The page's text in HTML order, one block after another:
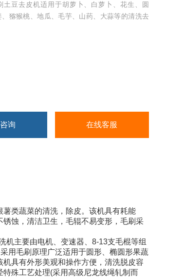
土豆去皮机适用于胡萝卜、白萝卜、花生、圆
猕猴桃、地瓜、毛芋、山药、大蒜等的清洗去
询 在线客服
类蔬菜的清洗，除皮。该机具有耗能
蚀，清洁卫生，毛辊不易变形，毛刷采
主要由电机、变速器、8-13支毛棍等组
用毛刷原理广泛适用于圆形、椭圆形果蔬
具有外形美观和操作方便，清洗脱皮容
殊工艺处理(采用高级尼龙线绳轧制而